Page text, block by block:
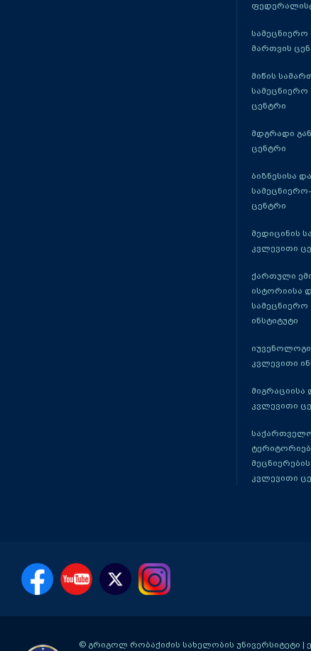
სამეცნიერო
მართვის
მიწის
სამეცნიერო
ცენტრი
მდგრადი
ცენტრი
ბიზნესისა
ცენტრი
მედიცინის
კვლევითი
ქართული
ისტორიისა
სამეცნიერო
ინსტიტუტი
კვლევითი
მიგრაციისა
კვლევითი
კვლევითი
© გრიგოლ რობაქიძის სახელობის უნივერსიტეტი |